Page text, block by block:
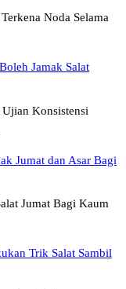
Noda Selama
Jamak Salat
Konsistensi
Jumat dan Asar Bagi
Jumat Bagi Kaum
Trik Salat Sambil